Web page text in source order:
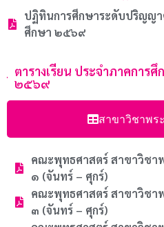
ปฏิทินการศึกษาระดับปริญญ
ศึกษา ๒๕๖๙
ตารางเรียน ประจำภาคการ
๒๕๖๙
สาขาวิชาพร
คณะพุทธศาสตร์ สาขาวิช
๑ (จันทร์ – ศุกร์)
คณะพุทธศาสตร์ สาขาวิช
๓ (จันทร์ – ศุกร์)